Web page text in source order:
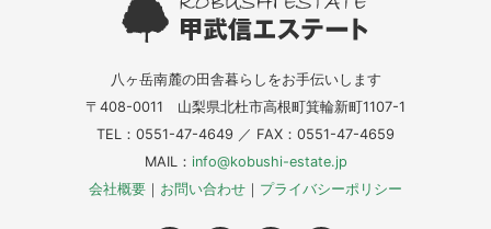
八ヶ岳南麓の田舎暮らしをお手伝いします
〒408-0011 山梨県北杜市高根町箕輪新町1107-1
TEL：0551-47-4649 ／ FAX：0551-47-4659
MAIL： info@kobushi-estate.jp
会社概要 ｜ お問い合わせ ｜ プライバシーポリシー